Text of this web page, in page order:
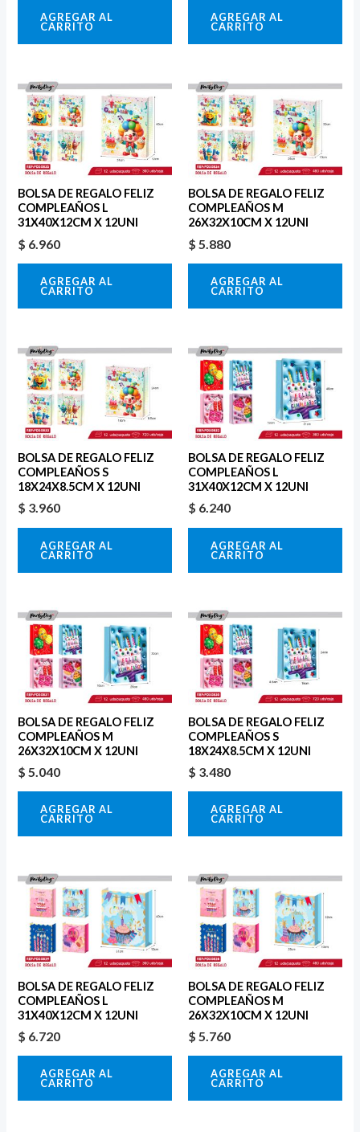
AGREGAR AL
CARRITO
AGREGAR AL
CARRITO
BOLSA DE REGALO FELIZ
COMPLEAÑOS L
31X40X12CM X 12UNI
$ 6.960
AGREGAR AL
CARRITO
BOLSA DE REGALO FELIZ
COMPLEAÑOS M
26X32X10CM X 12UNI
$ 5.880
AGREGAR AL
CARRITO
BOLSA DE REGALO FELIZ
COMPLEAÑOS S
18X24X8.5CM X 12UNI
$ 3.960
AGREGAR AL
CARRITO
BOLSA DE REGALO FELIZ
COMPLEAÑOS L
31X40X12CM X 12UNI
$ 6.240
AGREGAR AL
CARRITO
BOLSA DE REGALO FELIZ
COMPLEAÑOS M
26X32X10CM X 12UNI
$ 5.040
AGREGAR AL
CARRITO
BOLSA DE REGALO FELIZ
COMPLEAÑOS S
18X24X8.5CM X 12UNI
$ 3.480
AGREGAR AL
CARRITO
BOLSA DE REGALO FELIZ
COMPLEAÑOS L
31X40X12CM X 12UNI
$ 6.720
AGREGAR AL
CARRITO
BOLSA DE REGALO FELIZ
COMPLEAÑOS M
26X32X10CM X 12UNI
$ 5.760
AGREGAR AL
CARRITO